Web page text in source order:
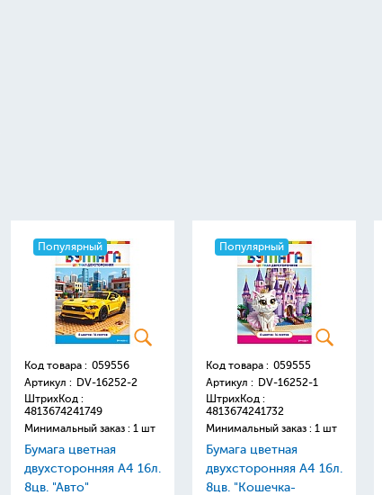
Популярный
Код товара : 059556
Артикул : DV-16252-2
ШтрихКод :
4813674241749
Минимальный заказ : 1 шт
Бумага цветная
двухсторонняя А4 16л.
8цв. "Авто"
Популярный
Код товара : 059555
Артикул : DV-16252-1
ШтрихКод :
4813674241732
Минимальный заказ : 1 шт
Бумага цветная
двухсторонняя А4 16л.
8цв. "Кошечка-